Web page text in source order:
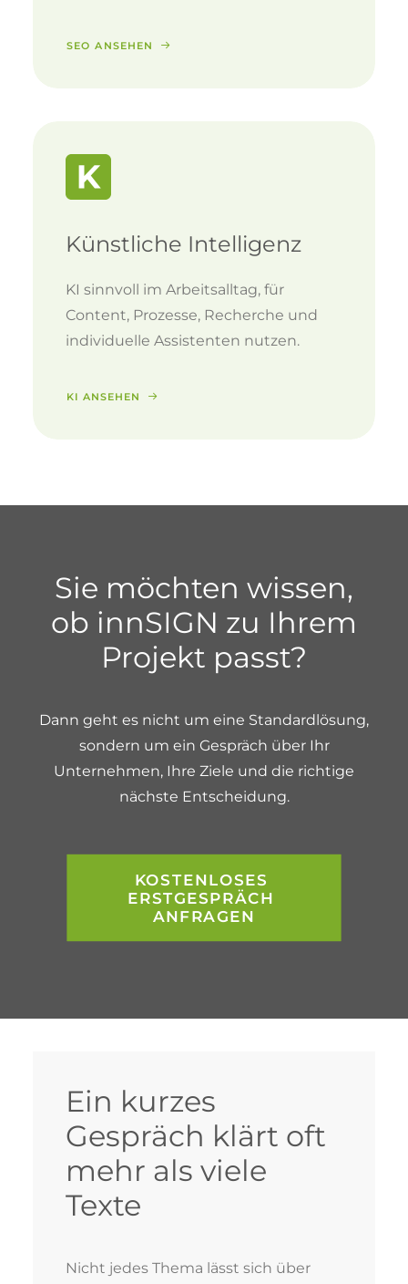
SEO ANSEHEN
Künstliche Intelligenz
KI sinnvoll im Arbeitsalltag, für
Content, Prozesse, Recherche und
individuelle Assistenten nutzen.
KI ANSEHEN
Sie möchten wissen,
ob innSIGN zu Ihrem
Projekt passt?
Dann geht es nicht um eine Standardlösung,
sondern um ein Gespräch über Ihr
Unternehmen, Ihre Ziele und die richtige
nächste Entscheidung.
KOSTENLOSES
ERSTGESPRÄCH
ANFRAGEN
Ein kurzes
Gespräch klärt oft
mehr als viele
Texte
Nicht jedes Thema lässt sich über